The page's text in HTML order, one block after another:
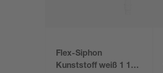
Flex-Siphon
Kunststoff weiß 1 1/2'